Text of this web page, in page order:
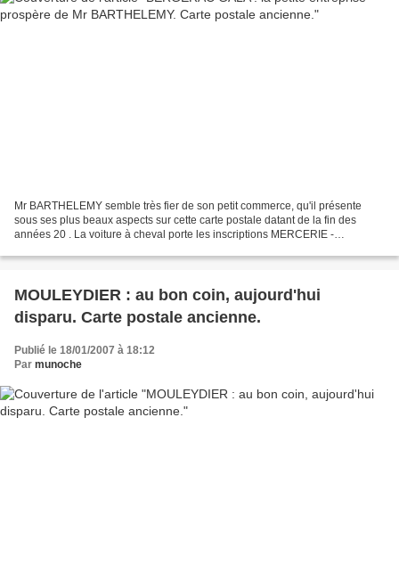
Mr BARTHELEMY semble très fier de son petit commerce, qu'il présente
sous ses plus beaux aspects sur cette carte postale datant de la fin des
années 20 . La voiture à cheval porte les inscriptions MERCERIE -
MOULEYDIER : au bon coin, aujourd'hui
disparu. Carte postale ancienne.
Publié le 18/01/2007 à 18:12
Par munoche